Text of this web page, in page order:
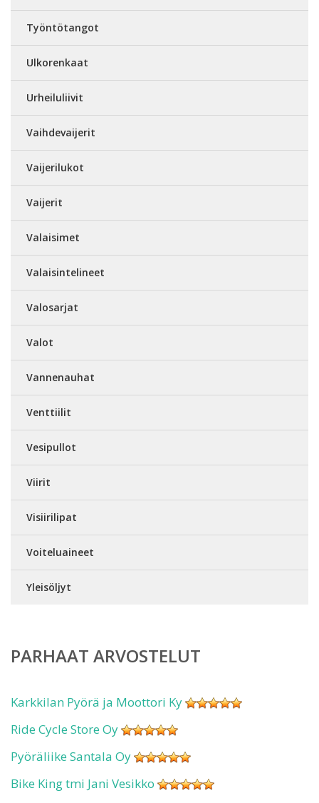
Työntötangot
Ulkorenkaat
Urheiluliivit
Vaihdevaijerit
Vaijerilukot
Vaijerit
Valaisimet
Valaisintelineet
Valosarjat
Valot
Vannenauhat
Venttiilit
Vesipullot
Viirit
Visiirilipat
Voiteluaineet
Yleisöljyt
PARHAAT ARVOSTELUT
Karkkilan Pyörä ja Moottori Ky
Ride Cycle Store Oy
Pyöräliike Santala Oy
Bike King tmi Jani Vesikko